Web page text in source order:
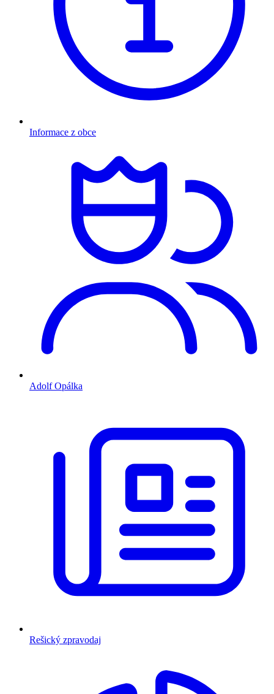
Informace z obce
Adolf Opálka
Rešický zpravodaj